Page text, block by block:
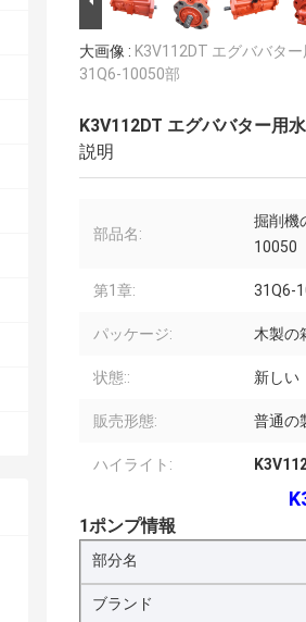
大画像 : K3V112DT エグババタ
31Q6-10050部
K3V112DT エグババター用
説明
部品名:
掘削機
10050
第1章: 31Q6-
パッケージ: 木製の
状態:: 新しい
販売形態: 普通の
ハイライト:
1ポンプ情報
部分名
ブランド